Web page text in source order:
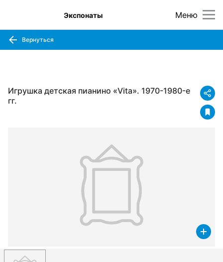
Меню
Экспонаты
Вернуться
Игрушка детская пианино «Vita». 1970-1980-е
гг.